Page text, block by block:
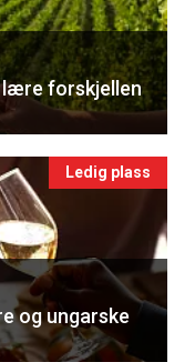
lære forskjellen
Ledig plass
og ungarske